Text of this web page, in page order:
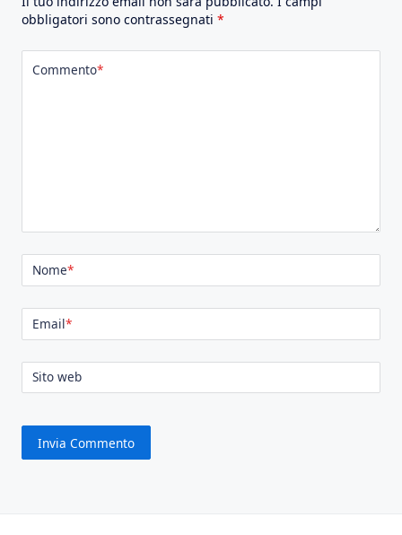
obbligatori sono contrassegnati *
Commento*
Nome*
Email*
Sito web